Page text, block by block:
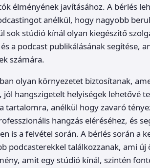
élményének javításához. A bérlés
anélkül, hogy nagyobb
sok stúdió kínál olyan kiegészítő
a podcast publikálásának segítése,
számára.
olyan környezetet biztosítanak,
hangszigetelt helyiségek lehetővé
tartalomra, anélkül hogy zavaró
hangzás eléréséhez, és
is a felvétel során. A bérlés során a
podcasterekkel találkozzanak, ami új
amit egy stúdió kínál, szintén